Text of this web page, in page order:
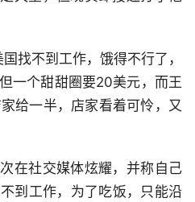
找不到工作，饿得不行了，
一个甜甜圈要20美元，而王
给一半，店家看着可怜，又
在社交媒体炫耀，并称自己
到工作，为了吃饭，只能沿